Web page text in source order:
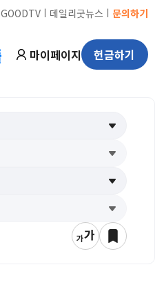
GOODTVㅣ 데일리굿뉴스 ㅣ 문의하기
마이페이지 헌금하기